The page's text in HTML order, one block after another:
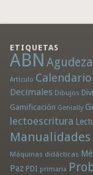
ETIQUETAS
ABN
Artículo Calendario
Decimales Dibujos
Gamificación Genially
lectoescritura
Manualidades
Máquinas didácticas
Paz PDI primaria